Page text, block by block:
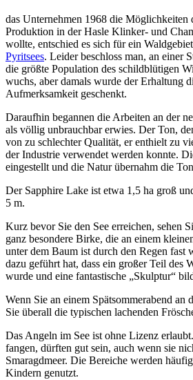
das Unternehmen 1968 die Möglichkeiten
Produktion in der Hasle Klinker- und
wollte, entschied es sich für ein
Pyritsees. Leider beschloss man, an einer
die größte Population des schildblütigen
wuchs, aber damals wurde der Erhaltung
Aufmerksamkeit geschenkt.
Daraufhin begannen die Arbeiten an der
als völlig unbrauchbar erwies. Der Ton,
von zu schlechter Qualität, er enthielt zu
der Industrie verwendet werden konnte.
eingestellt und die Natur übernahm die
Der Sapphire Lake ist etwa 1,5 ha groß
5 m.
Kurz bevor Sie den See erreichen, sehen
ganz besondere Birke, die an einem
unter dem Baum ist durch den Regen fast
dazu geführt hat, dass ein großer Teil des
wurde und eine fantastische „Skulptur“
Wenn Sie an einem Spätsommerabend an
Sie überall die typischen lachenden
Das Angeln im See ist ohne Lizenz
fangen, dürften gut sein, auch wenn sie
Smaragdmeer. Die Bereiche werden
Kindern genutzt.